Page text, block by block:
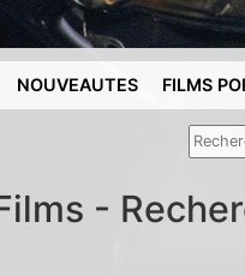
NOUVEAUTES FILMS
-